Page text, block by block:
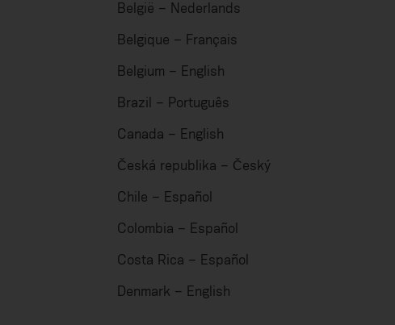
België – Nederlands
Belgique – Français
Belgium – English
Brazil – Português
Canada – English
Česká republika – Český
Chile – Español
Colombia – Español
Costa Rica – Español
Denmark – English